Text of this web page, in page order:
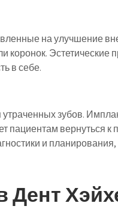
на улучшение
коронок. Эстетические
в себе.
зубов.
пациентам вернуться к
и планирования,
Дент